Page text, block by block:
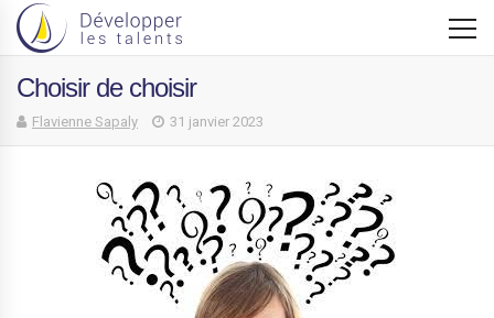
Choisir de choisir
Flavienne Sapaly 31 janvier 2023